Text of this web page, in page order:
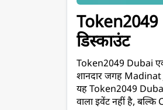
Token2049
डिस्काउंट
Token2049 Dubai एक
शानदार जगह Madinat
यह Token2049
वाला इवेंट नहीं है,